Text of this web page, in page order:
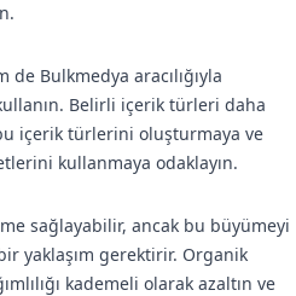
Bulkmedya aracılığıyla
Belirli içerik türleri daha
içerik türlerini oluşturmaya ve
kullanmaya odaklayın.
sağlayabilir, ancak bu büyümeyi
yaklaşım gerektirir. Organik
kademeli olarak azaltın ve